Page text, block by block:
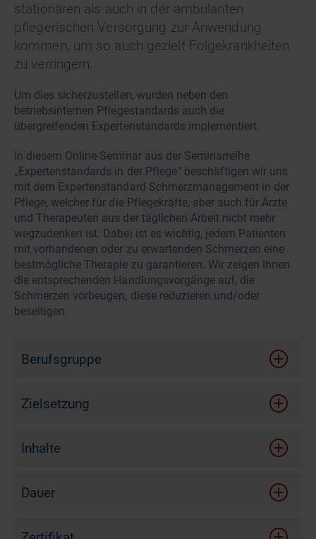
stationären als auch in der ambulanten
pflegerischen Versorgung zur Anwendung
kommen, um so auch gezielt Folgekrankheiten
zu verringern.
Um dies sicherzustellen, wurden neben den
betriebsinternen Pflegestandards auch die
übergreifenden Expertenstandards implementiert.
In diesem Online-Seminar aus der Seminarreihe
„Expertenstandards in der Pflege“ beschäftigen wir uns
mit dem Expertenstandard Schmerzmanagement in der
Pflege, welcher für die Pflegekräfte, aber auch für Ärzte
und Therapeuten aus der täglichen Arbeit nicht mehr
wegzudenken ist. Dabei ist es wichtig, jedem Patienten
mit vorhandenen oder zu erwartenden Schmerzen eine
bestmögliche Therapie zu garantieren. Wir zeigen Ihnen
die entsprechenden Handlungsvorgänge auf, die
Schmerzen vorbeugen, diese reduzieren und/oder
beseitigen.
Berufsgruppe
Zielsetzung
kennen Sie den Unterschied zwischen akutem und
erlangen Sie die Fähigkeit, Risikopatienten besser
sind Sie im Stande, Patienten bei der Optimierung
Inhalte
Schmerzarten
Dauer